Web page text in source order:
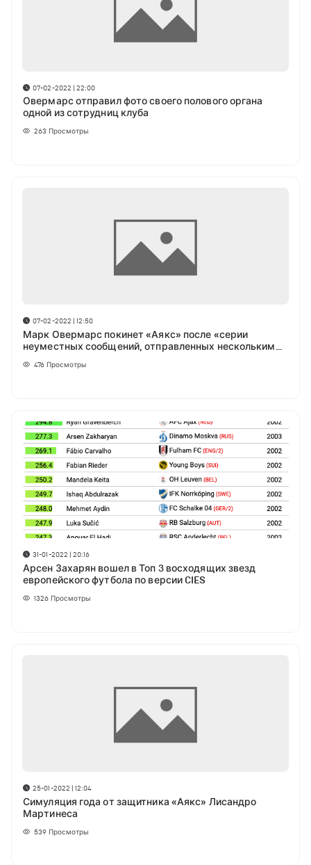
07-02-2022 | 22:00
Овермарс отправил фото своего полового органа
одной из сотрудниц клуба
263 Просмотры
07-02-2022 | 12:50
Марк Овермарс покинет «Аякс» после «серии
неуместных сообщений, отправленных нескольким
476 Просмотры
31-01-2022 | 20:16
Арсен Захарян вошел в Топ 3 восходящих звезд
европейского футбола по версии CIES
1326 Просмотры
25-01-2022 | 12:04
Симуляция года от защитника «Аякс» Лисандро
Мартинеса
539 Просмотры